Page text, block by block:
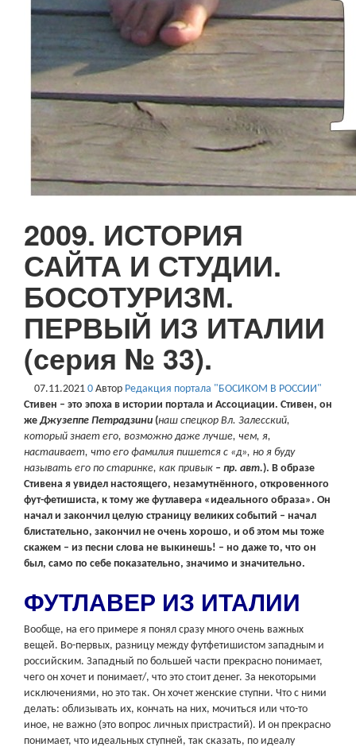
2009. ИСТОРИЯ
САЙТА И СТУДИИ.
БОСОТУРИЗМ.
ПЕРВЫЙ ИЗ ИТАЛИИ
(серия № 33).
07.11.2021 0 Автор Редакция портала "БОСИКОМ В РОССИИ"
Стивен – это эпоха в истории портала и Ассоциации. Стивен, он
жеДжузеппе Петрадзини (наш спецкор Вл. Залесский,
который знает его, возможно даже лучше, чем, я,
настаивает, что его фамилия пишется с «д», но я буду
называть его по старинке, как привык – пр. авт.). В образе
Стивена я увидел настоящего, незамутнённого, откровенного
фут-фетишиста, к тому же футлавера «идеального образа». Он
начал и закончил целую страницу великих событий – начал
блистательно, закончил не очень хорошо, и об этом мы тоже
скажем – из песни слова не выкинешь! – но даже то, что он
был, само по себе показательно, значимо и значительно.
ФУТЛАВЕР ИЗ ИТАЛИИ
Вообще, на его примере я понял сразу много очень важных
вещей. Во-первых, разницу между футфетишистом западным и
российским. Западный по большей части прекрасно понимает,
чего он хочет и понимает/, что это стоит денег. За некоторыми
исключениями, но это так. Он хочет женские ступни. Что с ними
делать: облизывать их, кончать на них, мочиться или что-то
иное, не важно (это вопрос личных пристрастий). И он прекрасно
понимает, что идеальных ступней, так сказать, по идеалу